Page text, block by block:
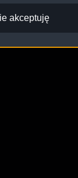
akceptuję